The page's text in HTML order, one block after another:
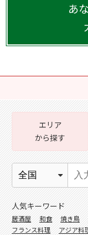
あ
エリア
から探す
人気キーワード
居酒屋 和食 焼き鳥
フランス料理
アジア料